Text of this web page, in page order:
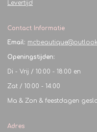
Levertijd
Contact Informatie
Email:
Openingstijden:
Di - Vrij / 10:00 - 18:00 en
Zat / 10:00 - 14:00
Ma & Zon & feestdagen
Adres